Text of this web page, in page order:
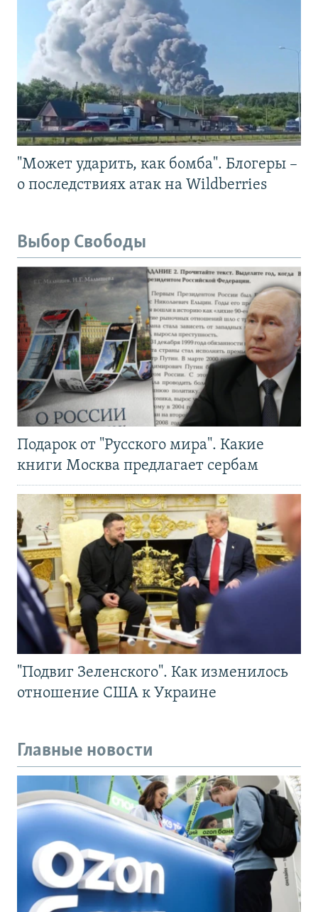
"Может ударить, как бомба". Блогеры –
о последствиях атак на Wildberries
Выбор Свободы
Подарок от "Русского мира". Какие
книги Москва предлагает сербам
"Подвиг Зеленского". Как изменилось
отношение США к Украине
Главные новости